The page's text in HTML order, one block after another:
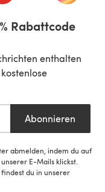
Rabattcode
enthalten
Abonnieren
abmelden, indem du auf
E-Mails klickst.
du in unserer